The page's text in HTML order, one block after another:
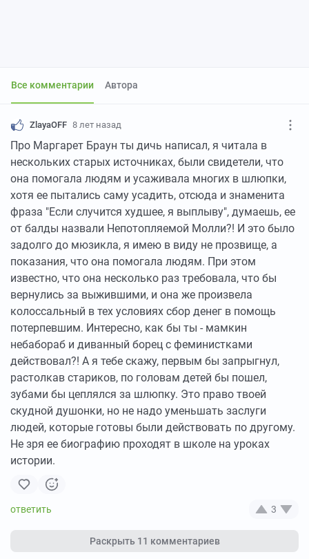
Все комментарии Автора
ZlayaOFF 8 лет назад
Про Маргарет Браун ты дичь написал, я читала в
нескольких старых источниках, были свидетели, что
она помогала людям и усаживала многих в шлюпки,
хотя ее пытались саму усадить, отсюда и знаменита
фраза "Если случится худшее, я выплыву", думаешь, ее
от балды назвали Непотопляемой Молли?! И это было
задолго до мюзикла, я имею в виду не прозвище, а
показания, что она помогала людям. При этом
известно, что она несколько раз требовала, что бы
вернулись за выжившими, и она же произвела
колоссальный в тех условиях сбор денег в помощь
потерпевшим. Интересно, как бы ты - мамкин
небабораб и диванный борец с феминистками
действовал?! А я тебе скажу, первым бы запрыгнул,
растолкав стариков, по головам детей бы пошел,
зубами бы цеплялся за шлюпку. Это право твоей
скудной душонки, но не надо уменьшать заслуги
людей, которые готовы были действовать по другому.
Не зря ее биографию проходят в школе на уроках
истории.
3
Раскрыть 11 комментариев